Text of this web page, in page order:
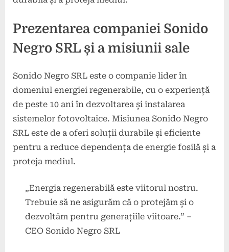
Prezentarea companiei Sonido
Negro SRL și a misiunii sale
Sonido Negro SRL este o companie lider în
domeniul energiei regenerabile, cu o experiență
de peste 10 ani în dezvoltarea și instalarea
sistemelor fotovoltaice. Misiunea Sonido Negro
SRL este de a oferi soluții durabile și eficiente
pentru a reduce dependența de energie fosilă și a
proteja mediul.
„Energia regenerabilă este viitorul nostru.
Trebuie să ne asigurăm că o protejăm și o
dezvoltăm pentru generațiile viitoare.” –
CEO Sonido Negro SRL